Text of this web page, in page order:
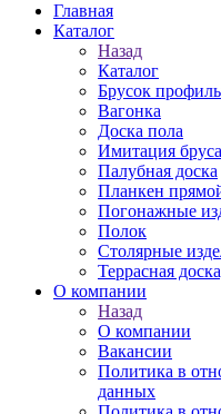
Главная
Каталог
Назад
Каталог
Брусок
Вагонка
Доска пола
Имитация бруса
Палубная доска
Планкен
Погонажные
Полок
Столярные
Террасная
О компании
Назад
О компании
Вакансии
Политика в
данных